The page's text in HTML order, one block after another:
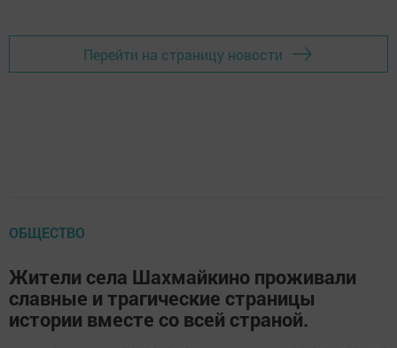
Перейти на страницу новости
ОБЩЕСТВО
Жители села Шахмайкино проживали
славные и трагические страницы
истории вместе со всей страной.